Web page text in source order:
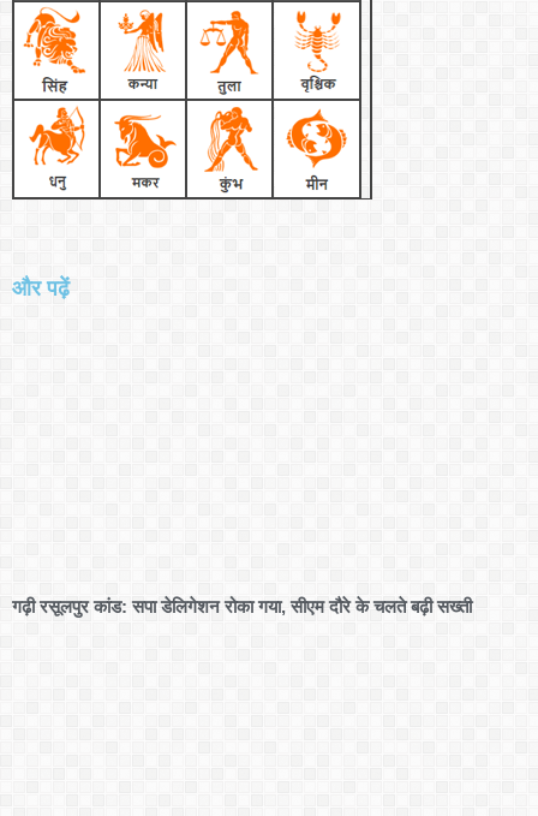
और पढ़ें
गढ़ी रसूलपुर कांड: सपा डेलिगेशन रोका गया, सीएम दौरे के चलते बढ़ी सख्ती